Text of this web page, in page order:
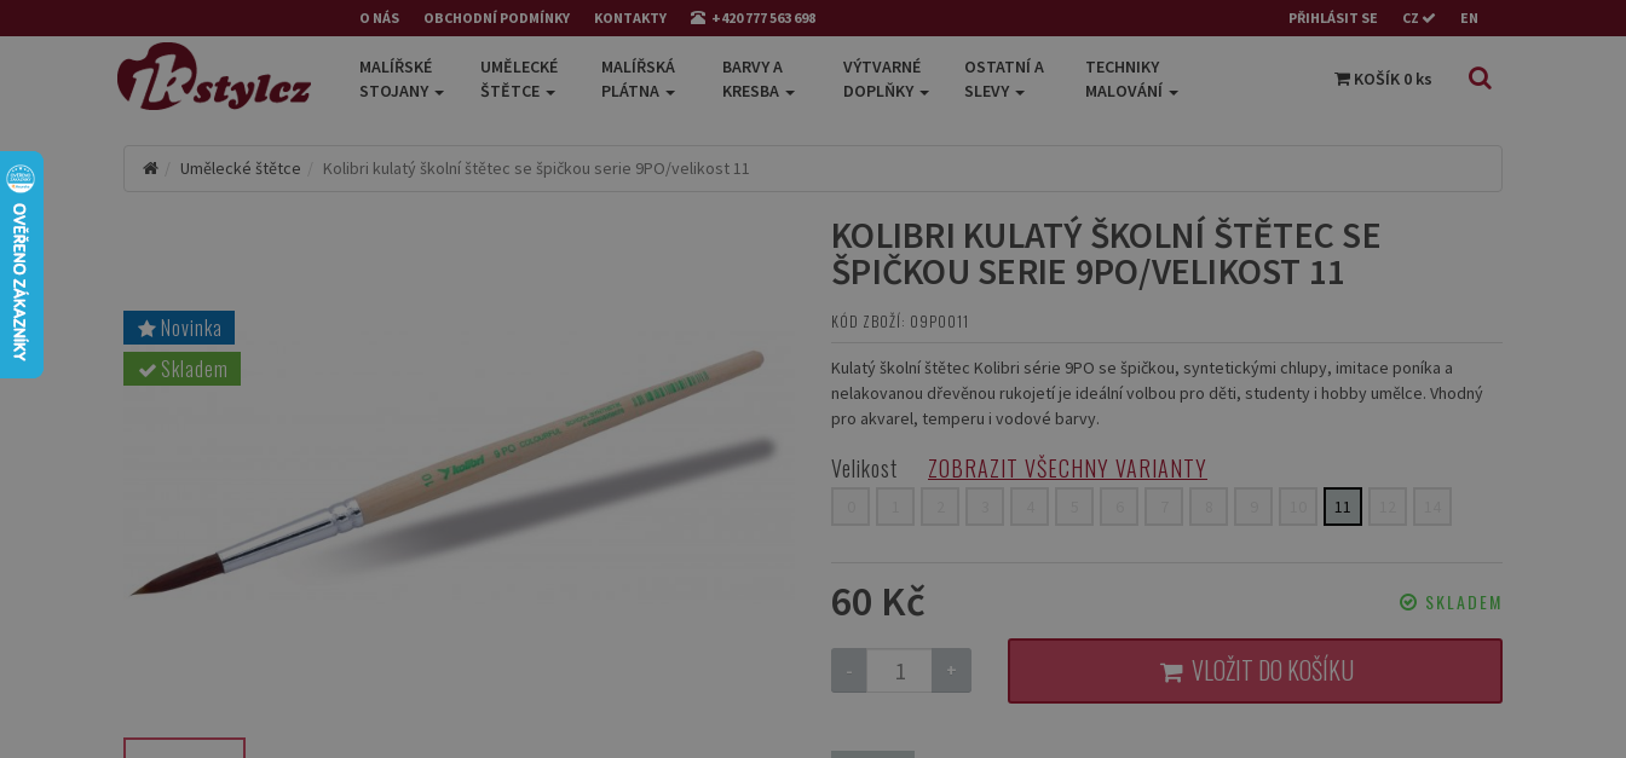
O NÁS OBCHODNÍ PODMÍNKY KONTAKTY +420 777 563 698 PŘIHLÁSIT SE CZ EN
MALÍŘSKÉ
STOJANY
UMĚLECKÉ
ŠTĚTCE
MALÍŘSKÁ
PLÁTNA
BARVY A
KRESBA
VÝTVARNÉ
DOPLŇKY
OSTATNÍ A
SLEVY
TECHNIKY
MALOVÁNÍ
KOŠÍK 0 ks
Umělecké štětce Kolibri kulatý školní štětec se špičkou serie 9PO/velikost 11
Skladem
Novinka
KOLIBRI KULATÝ ŠKOLNÍ ŠTĚTEC SE
ŠPIČKOU SERIE 9PO/VELIKOST 11
KÓD ZBOŽÍ: 09PO011
Kulatý školní štětec Kolibri série 9PO se špičkou, syntetickými chlupy, imitace poníka a
nelakovanou dřevěnou rukojetí je ideální volbou pro děti, studenty i hobby umělce. Vhodný
pro akvarel, temperu i vodové barvy.
Velikost ZOBRAZIT VŠECHNY VARIANTY
11
60 Kč SKLADEM
- + VLOŽIT DO KOŠÍKU